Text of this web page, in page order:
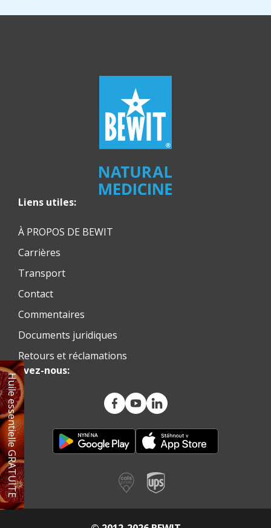
Huile essentielle GRATUITE
Liens utiles:
À PROPOS DE BEWIT
Carrières
Transport
Contact
Commentaires
Documents juridiques
Retours et réclamations
Suivez-nous: